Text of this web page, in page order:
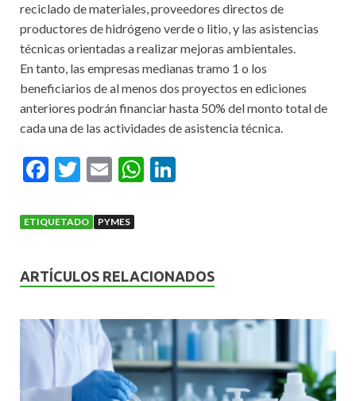
reciclado de materiales, proveedores directos de
productores de hidrógeno verde o litio, y las asistencias
técnicas orientadas a realizar mejoras ambientales.
En tanto, las empresas medianas tramo 1 o los
beneficiarios de al menos dos proyectos en ediciones
anteriores podrán financiar hasta 50% del monto total de
cada una de las actividades de asistencia técnica.
F
e
o
o
k
T
itt
E
ai
W
A
p
p
n
ETIQUETADO PYMES
ARTÍCULOS RELACIONADOS